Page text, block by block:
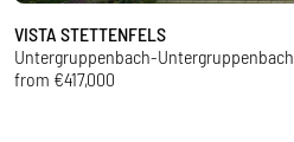
VISTA STETTENFELS
Untergruppenbach-Untergruppenbach
from €417,000